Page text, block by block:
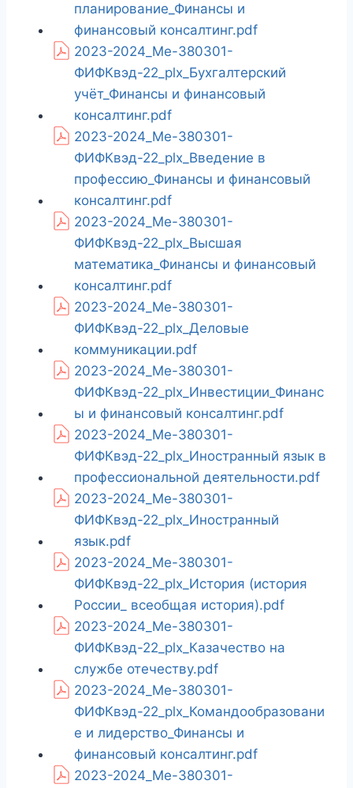
планирование_Финансы и
финансовый консалтинг.pdf
2023-2024_Ме-380301-
ФИФКвэд-22_plx_Бухгалтерский
учёт_Финансы и финансовый
консалтинг.pdf
2023-2024_Ме-380301-
ФИФКвэд-22_plx_Введение в
профессию_Финансы и финансовый
консалтинг.pdf
2023-2024_Ме-380301-
ФИФКвэд-22_plx_Высшая
математика_Финансы и финансовый
консалтинг.pdf
2023-2024_Ме-380301-
ФИФКвэд-22_plx_Деловые
коммуникации.pdf
2023-2024_Ме-380301-
ФИФКвэд-22_plx_Инвестиции_Финанс
ы и финансовый консалтинг.pdf
2023-2024_Ме-380301-
ФИФКвэд-22_plx_Иностранный язык в
профессиональной деятельности.pdf
2023-2024_Ме-380301-
ФИФКвэд-22_plx_Иностранный
язык.pdf
2023-2024_Ме-380301-
ФИФКвэд-22_plx_История (история
России_ всеобщая история).pdf
2023-2024_Ме-380301-
ФИФКвэд-22_plx_Казачество на
службе отечеству.pdf
2023-2024_Ме-380301-
ФИФКвэд-22_plx_Командообразовани
е и лидерство_Финансы и
финансовый консалтинг.pdf
2023-2024_Ме-380301-